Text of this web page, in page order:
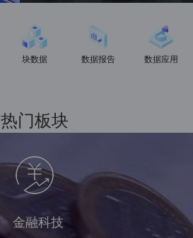
块数据 数据报告 数据应用
热门板块
金融科技